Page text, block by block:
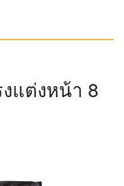
แต่งหน้า 8